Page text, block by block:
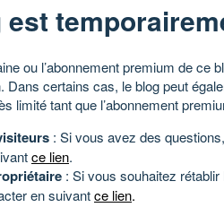
est
ou l’abonnement premium de ce
Dans certains cas, le blog peut
limité tant que l’abonnement
: Si vous avez des
ce lien.
: Si vous souhaitez
en suivantce lien.